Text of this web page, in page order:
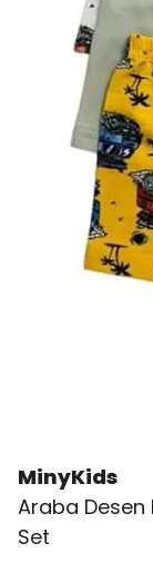
MinyKids
Araba Desen
Set
👀 Şu an